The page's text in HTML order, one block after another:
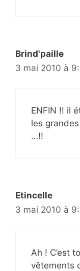
Brind'paille
3 mai 2010 à
ENFIN !! il
les
…!!
Etincelle
3 mai 2010 à
Ah ! C’est
vêtements